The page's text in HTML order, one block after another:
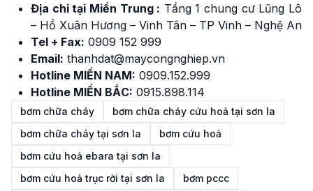
Địa chỉ tại Miền Trung : Tầng 1 chung cư Lũng Lô
– Hồ Xuân Hương – Vinh Tân – TP Vinh – Nghệ An
Tel + Fax: 0909 152 999
Email: thanhdat@maycongnghiep.vn
Hotline MIỀN NAM: 0909.152.999
Hotline MIỀN BẮC: 0915.898.114
bơm chữa cháy
bơm chữa cháy cứu hoả tại sơn la
bơm chữa cháy tại sơn la
bơm cứu hoả
bơm cứu hoả ebara tại sơn la
bơm cứu hoả trục rời tại sơn la
bơm pccc